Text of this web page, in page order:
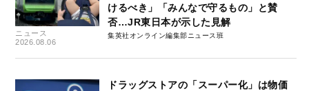
ニュース
2026.08.06
けるべき」「みんなで守るもの」と賛
否…JR東日本が示した見解
集英社オンライン編集部ニュース班
ドラッグストアの「スーパー化」は物価